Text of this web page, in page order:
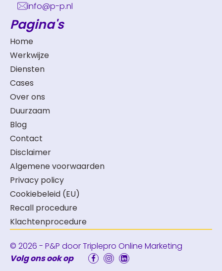
info@p-p.nl
Pagina's
Home
Werkwijze
Diensten
Cases
Over ons
Duurzaam
Blog
Contact
Disclaimer
Algemene voorwaarden
Privacy policy
Cookiebeleid (EU)
Recall procedure
Klachtenprocedure
© 2026 - P&P doorTriplepro Online Marketing
Volg ons ook op